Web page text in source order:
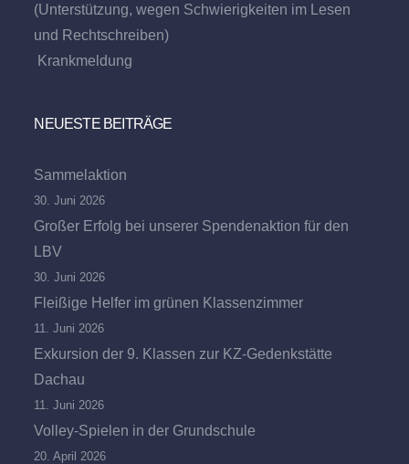
(Unterstützung, wegen Schwierigkeiten im Lesen
und Rechtschreiben)
Krankmeldung
NEUESTE BEITRÄGE
Sammelaktion
30. Juni 2026
Großer Erfolg bei unserer Spendenaktion für den
LBV
30. Juni 2026
Fleißige Helfer im grünen Klassenzimmer
11. Juni 2026
Exkursion der 9. Klassen zur KZ-Gedenkstätte
Dachau
11. Juni 2026
Volley-Spielen in der Grundschule
20. April 2026